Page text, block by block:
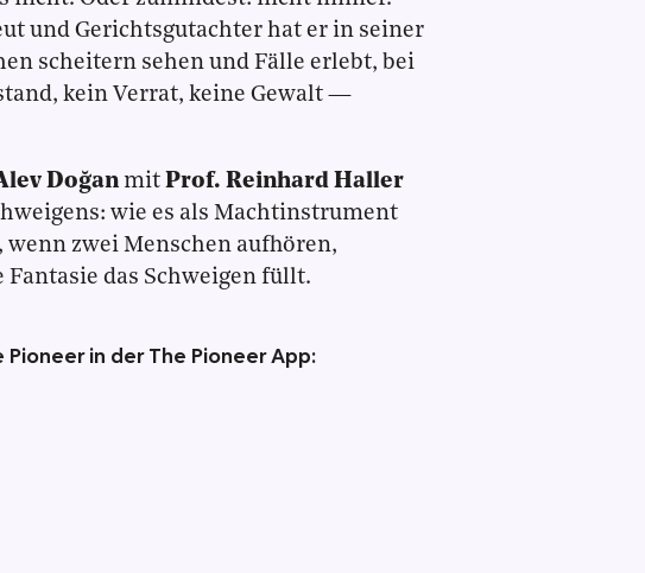
und Gerichtsgutachter hat er in seiner
scheitern sehen und Fälle erlebt, bei
kein Verrat, keine Gewalt —
Doğanmit Prof. Reinhard Haller
wie es als Machtinstrument
zwei Menschen aufhören,
das Schweigen füllt.
in der The Pioneer App: